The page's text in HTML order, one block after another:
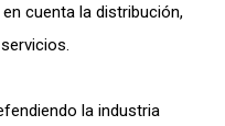
cuenta la distribución,
la industria